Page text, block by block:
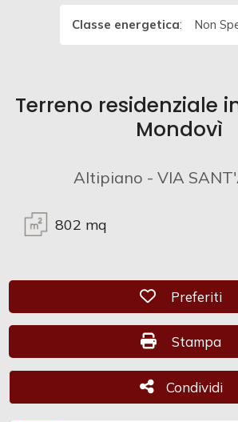
Classe energetica: Non
Terreno residenziale
Mondovì
Altipiano - VIA
802 mq
Preferiti:
Preferiti
Stampa:
Stampa
Condividi
Condividi
Industriali
Terreni